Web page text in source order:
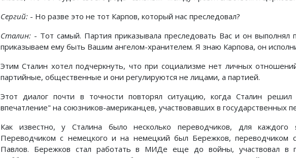
Сергий: - Но разве это не тот Карпов, который нас преследовал?
Сталин: - Тот самый. Партия приказывала преследовать Вас и он выполнял
приказываем ему быть Вашим ангелом-хранителем. Я знаю Карпова, он
Этим Сталин хотел подчеркнуть, что при социализме нет личных
партийные, общественные и они регулируются не лицами, а партией.
Этот диалог почти в точности повторял ситуацию, когда Сталин решил
впечатление" на союзников-американцев, участвовавших в государственных
Как известно, у Сталина было несколько переводчиков, для каждого
Переводчиком с немецкого и на немецкий был Бережков, переводчиком
Павлов. Бережков стал работать в МИДе еще до войны, участвовал в